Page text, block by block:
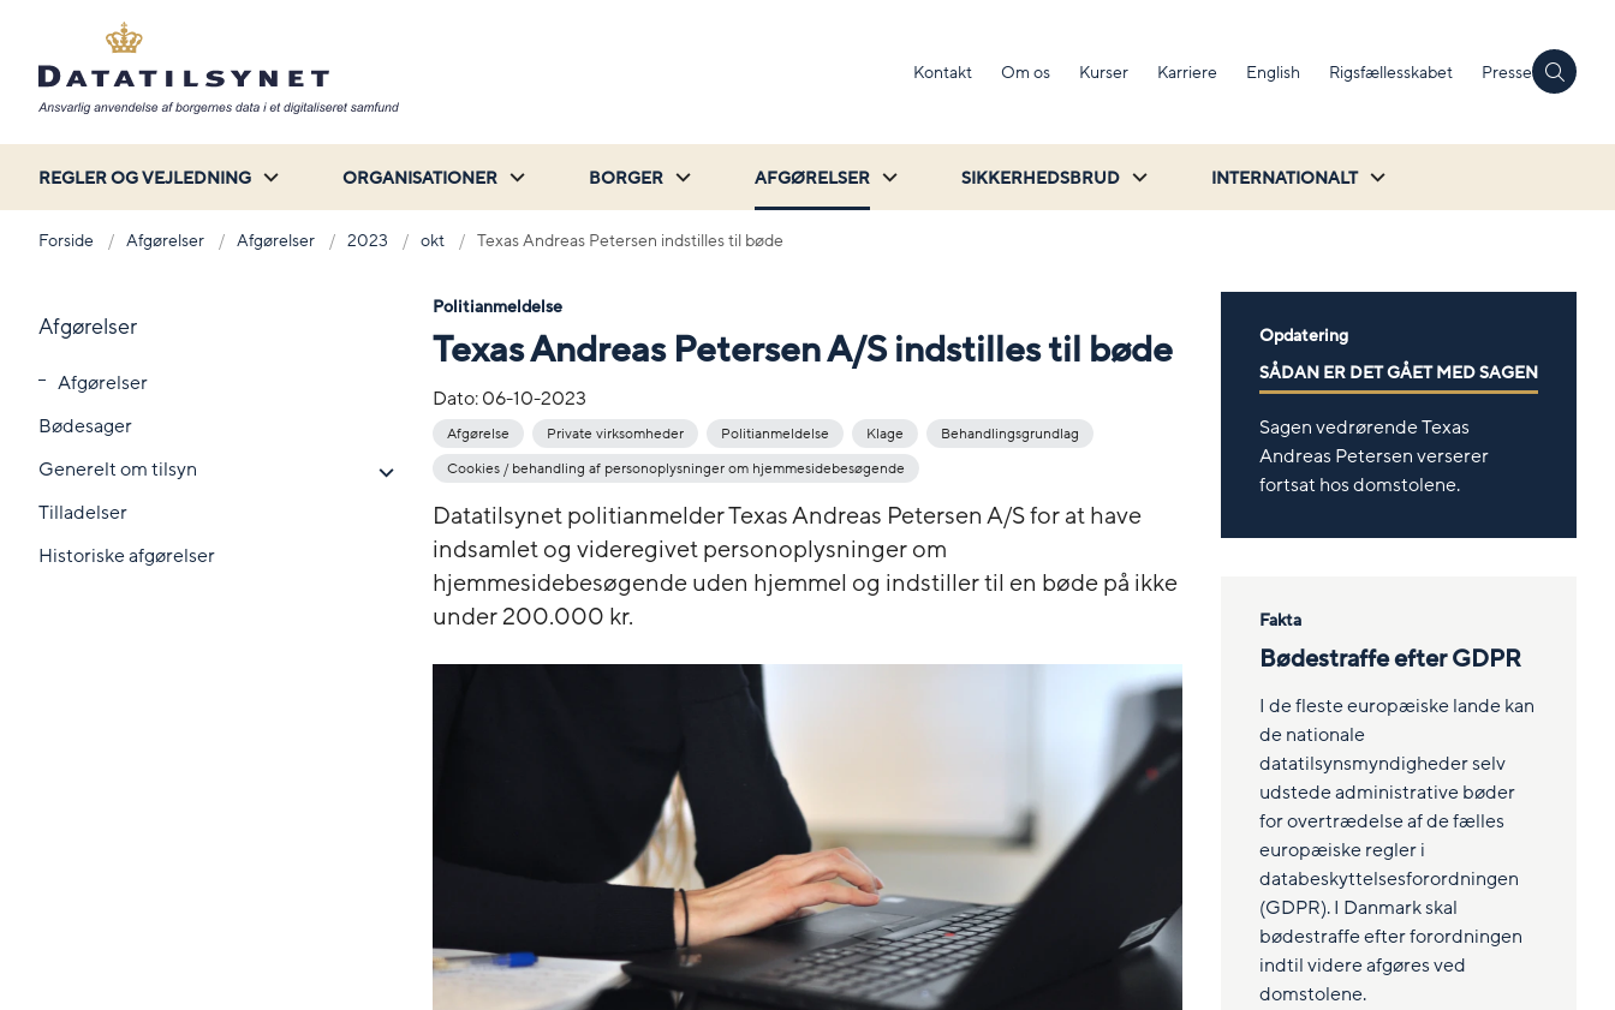
Kontakt Om os Kurser Karriere English Rigsfællesskabet Presse
REGLER OG VEJLEDNING ORGANISATIONER BORGER AFGØRELSER SIKKERHEDSBRUD INTERNATIONALT
Forside Afgørelser Afgørelser 2023 okt Texas Andreas Petersen indstilles til bøde
Afgørelser
Afgørelser
Bødesager
Generelt om tilsyn
Tilladelser
Historiske afgørelser
Politianmeldelse
Texas Andreas Petersen A/S indstilles til bøde
Dato:06-10-2023
Afgørelse Private virksomheder Politianmeldelse Klage
Behandlingsgrundlag
Cookies / behandling af personoplysninger om hjemmesidebesøgende
Datatilsynet politianmelder Texas Andreas Petersen A/S for at have
indsamlet og videregivet personoplysninger om
hjemmesidebesøgende uden hjemmel og indstiller til en bøde på ikke
under 200.000 kr.
Opdatering
SÅDAN ER DET GÅET MED SAGEN
Sagen vedrørende Texas
Andreas Petersen verserer
fortsat hos domstolene.
Fakta
Bødestraffe efter GDPR
I de fleste europæiske lande kan
de nationale
datatilsynsmyndigheder selv
udstede administrative bøder
for overtrædelse af de fælles
europæiske regler i
databeskyttelsesforordningen
(GDPR). I Danmark skal
bødestraffe efter forordningen
indtil videre afgøres ved
domstolene.